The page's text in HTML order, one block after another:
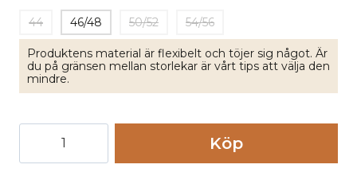
44 46/48 50/52 54/56
Produktens material är flexibelt och töjer sig något. Är
du på gränsen mellan storlekar är vårt tips att välja den
mindre.
Köp